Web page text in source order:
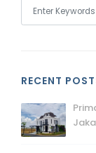
RECENT